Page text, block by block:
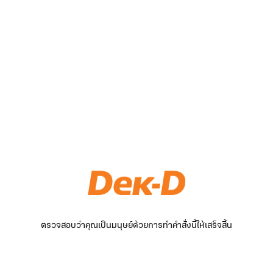
ตรวจสอบว่าคุณเป็นมนุษย์ด้วยการทำคำสั่งนี้ให้เสร็จสิ้น